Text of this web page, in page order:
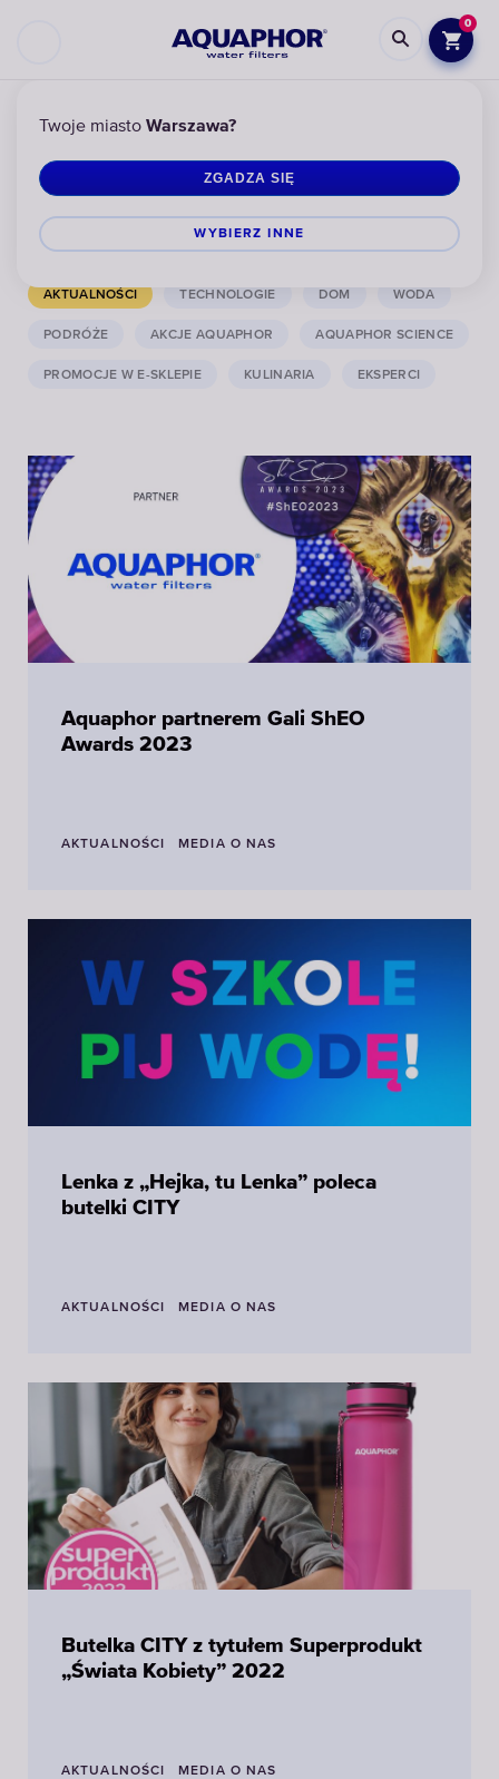
Twoje miasto Warszawa?
ZGADZA SIĘ
WYBIERZ INNЕ
0
Więcej informacji o nas
MEDIA O NAS EKO ZDROWIE URODA
AKTUALNOŚCI TECHNOLOGIE DOM WODA
PODRÓŻE AKCJE AQUAPHOR AQUAPHOR SCIENCE
PROMOCJE W E-SKLEPIE KULINARIA EKSPERCI
Aquaphor partnerem Gali ShEO
Awards 2023
AKTUALNOŚCI MEDIA O NAS
Lenka z „Hejka, tu Lenka” poleca
butelki CITY
AKTUALNOŚCI MEDIA O NAS
Butelka CITY z tytułem Superprodukt
„Świata Kobiety” 2022
AKTUALNOŚCI MEDIA O NAS